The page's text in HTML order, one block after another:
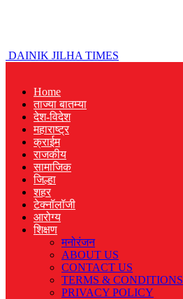
DAINIK JILHA TIMES
Home
ताज्या बातम्या
देश-विदेश
महाराष्ट्र
क्राईम
राजकीय
सामाजिक
जिल्हा
शहर
टेक्नॉलॉजी
आरोग्य
शिक्षण
मनोरंजन
ABOUT US
CONTACT US
TERMS & CONDITIONS
PRIVACY POLICY